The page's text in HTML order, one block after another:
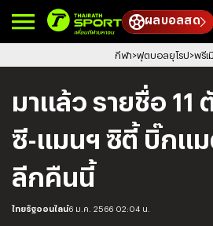
ผลบอลสด
กีฬา ฟุตบอลยุโรป พรีเ
มาแล้ว รายชื่อ 11
ซี-แมนฯ ซิตี้ บิ๊กแ
ลีกคืนนี้
ไทยรัฐออนไลน์6 ม.ค. 2566 02:04 น.